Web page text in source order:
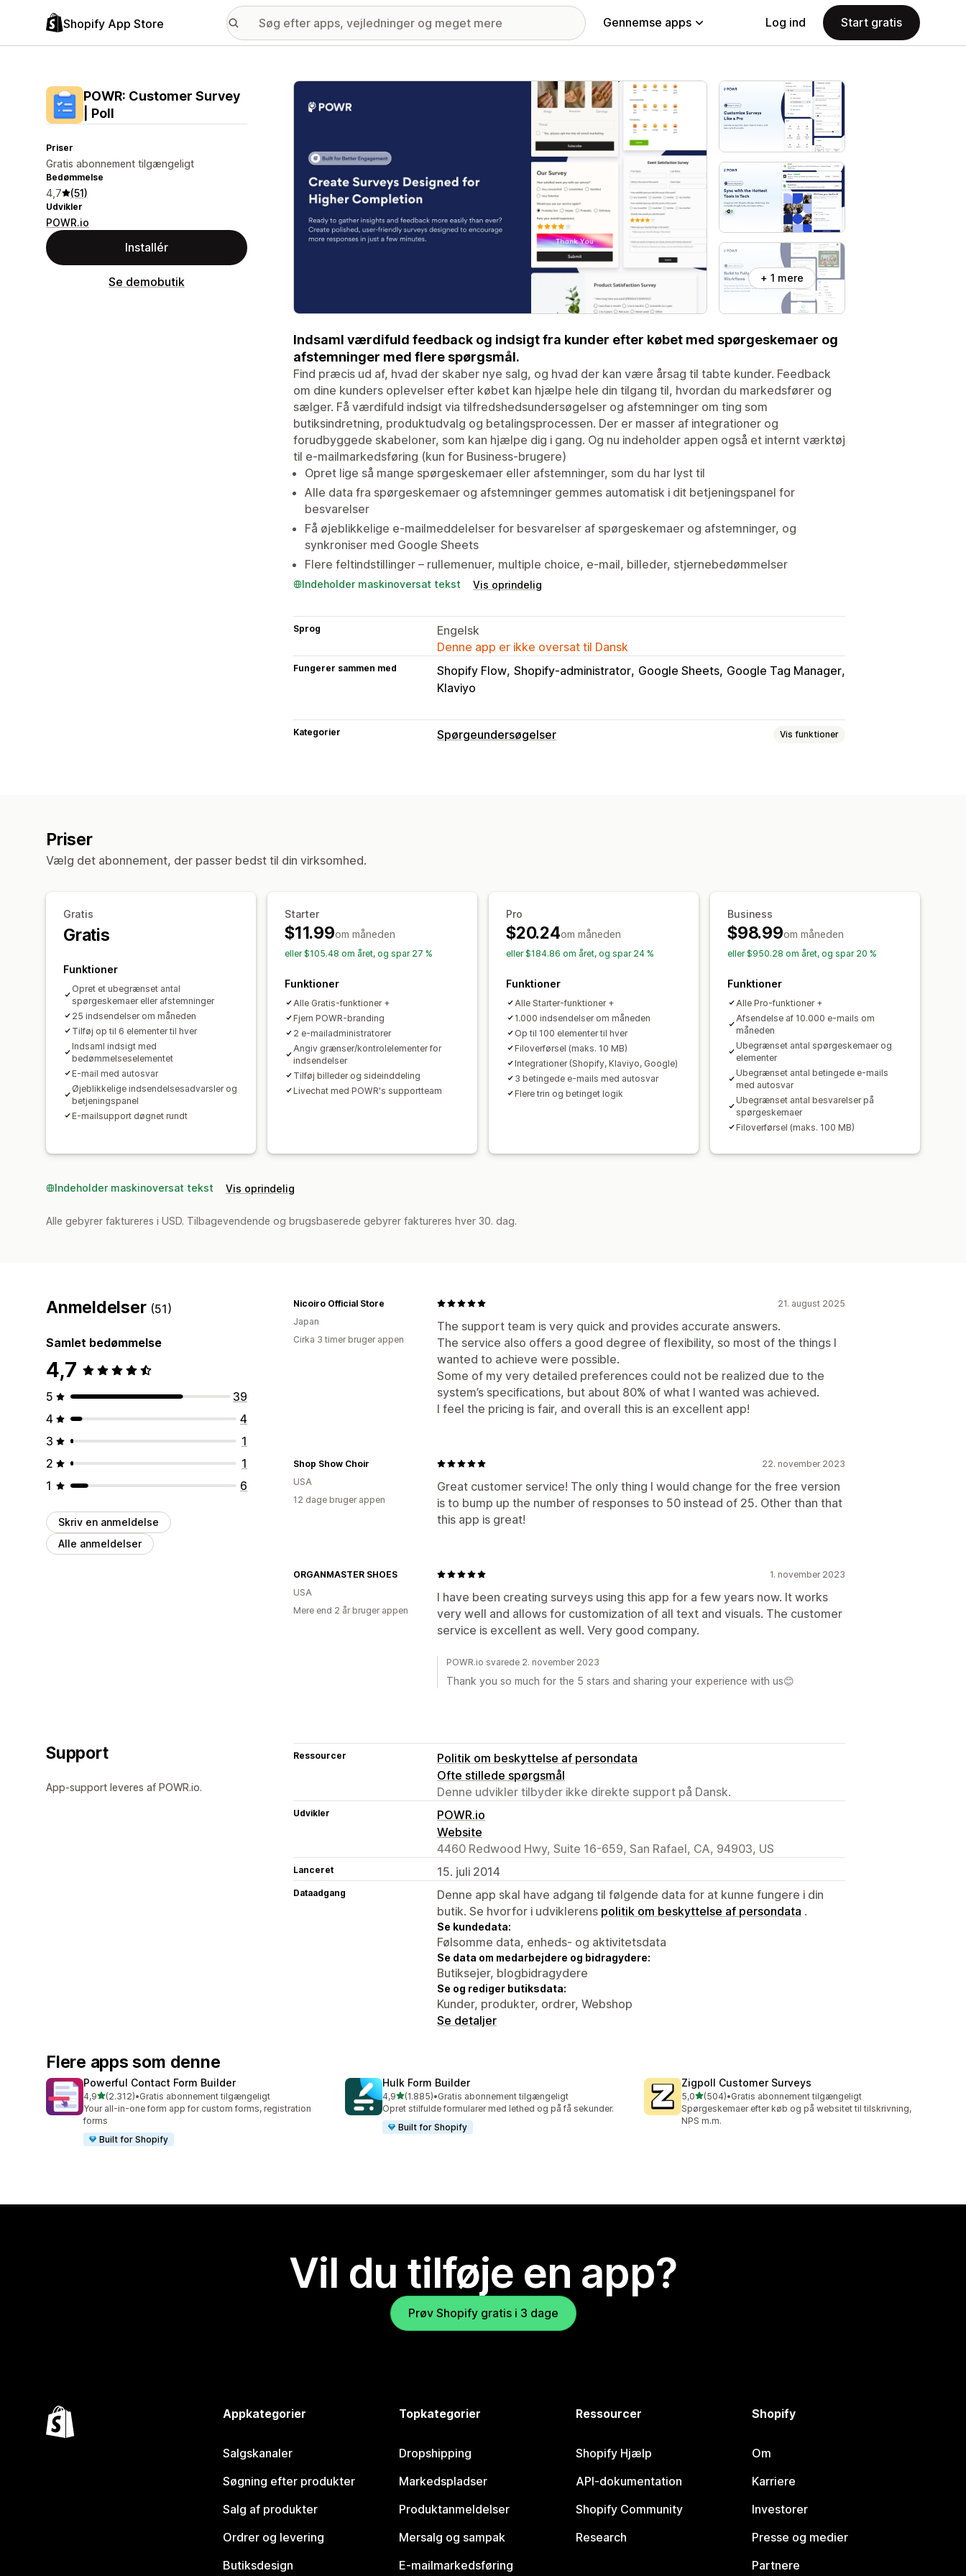
Shopify App Store Gennemse apps Log ind Start gratis
POWR: Customer Survey
| Poll
Priser
Gratis abonnement tilgængeligt
Bedømmelse
4,7 (51)
Udvikler
POWR.io
Installér
Se demobutik
Galleri med udvalgte billeder
+ 1 mere
Indsaml værdifuld feedback og indsigt fra kunder efter købet med spørgeskemaer og
afstemninger med flere spørgsmål.
Find præcis ud af, hvad der skaber nye salg, og hvad der kan være årsag til tabte kunder. Feedback
om dine kunders oplevelser efter købet kan hjælpe hele din tilgang til, hvordan du markedsfører og
sælger. Få værdifuld indsigt via tilfredshedsundersøgelser og afstemninger om ting som
butiksindretning, produktudvalg og betalingsprocessen. Der er masser af integrationer og
forudbyggede skabeloner, som kan hjælpe dig i gang. Og nu indeholder appen også et internt værktøj
til e-mailmarkedsføring (kun for Business-brugere)
Opret lige så mange spørgeskemaer eller afstemninger, som du har lyst til
Alle data fra spørgeskemaer og afstemninger gemmes automatisk i dit betjeningspanel for
besvarelser
Få øjeblikkelige e-mailmeddelelser for besvarelser af spørgeskemaer og afstemninger, og
synkroniser med Google Sheets
Flere feltindstillinger – rullemenuer, multiple choice, e-mail, billeder, stjernebedømmelser
Indeholder maskinoversat tekst Vis oprindelig
Sprog
Engelsk
Denne app er ikke oversat til Dansk
Fungerer sammen med Shopify Flow Shopify-administrator Google Sheets Google Tag Manager
Klaviyo
Kategorier Spørgeundersøgelser Vis funktioner
Dataeksport Analyser
Priser
Vælg det abonnement, der passer bedst til din virksomhed.
Gratis
Gratis
Funktioner
Opret et ubegrænset antal
spørgeskemaer eller afstemninger
25 indsendelser om måneden
Tilføj op til 6 elementer til hver
Indsaml indsigt med
bedømmelseselementet
E-mail med autosvar
Øjeblikkelige indsendelsesadvarsler og
betjeningspanel
E-mailsupport døgnet rundt
Starter
$11.99om måneden
eller $105.48 om året, og spar 27 %
Funktioner
Alle Gratis-funktioner +
Fjern POWR-branding
2 e-mailadministratorer
Angiv grænser/kontrolelementer for
indsendelser
Tilføj billeder og sideinddeling
Livechat med POWR's supportteam
Pro
$20.24om måneden
eller $184.86 om året, og spar 24 %
Funktioner
Alle Starter-funktioner +
1.000 indsendelser om måneden
Op til 100 elementer til hver
Filoverførsel (maks. 10 MB)
Integrationer (Shopify, Klaviyo, Google)
3 betingede e-mails med autosvar
Flere trin og betinget logik
Business
$98.99om måneden
eller $950.28 om året, og spar 20 %
Funktioner
Alle Pro-funktioner +
Afsendelse af 10.000 e-mails om
måneden
Ubegrænset antal spørgeskemaer og
elementer
Ubegrænset antal betingede e-mails
med autosvar
Ubegrænset antal besvarelser på
spørgeskemaer
Filoverførsel (maks. 100 MB)
Indeholder maskinoversat tekst Vis oprindelig
Alle gebyrer faktureres i USD. Tilbagevendende og brugsbaserede gebyrer faktureres hver 30. dag.
Anmeldelser (51)
Samlet bedømmelse
4,7
5
39
4
4
3
1
2
1
1
6
Skriv en anmeldelse
Alle anmeldelser
21. august 2025
The support team is very quick and provides accurate answers.
The service also offers a good degree of flexibility, so most of the things I
wanted to achieve were possible.
Some of my very detailed preferences could not be realized due to the
system’s specifications, but about 80% of what I wanted was achieved.
I feel the pricing is fair, and overall this is an excellent app!
Nicoiro Official Store
Japan
Cirka 3 timer bruger appen
22. november 2023
Great customer service! The only thing I would change for the free version
is to bump up the number of responses to 50 instead of 25. Other than that
this app is great!
Shop Show Choir
USA
12 dage bruger appen
1. november 2023
I have been creating surveys using this app for a few years now. It works
very well and allows for customization of all text and visuals. The customer
service is excellent as well. Very good company.
ORGANMASTER SHOES
USA
Mere end 2 år bruger appen
POWR.io svarede 2. november 2023
Thank you so much for the 5 stars and sharing your experience with us😊
Support
App-support leveres af POWR.io.
Ressourcer
Politik om beskyttelse af persondata
Ofte stillede spørgsmål
Denne udvikler tilbyder ikke direkte support på Dansk.
Udvikler
POWR.io
Website
4460 Redwood Hwy, Suite 16-659, San Rafael, CA, 94903, US
Lanceret 15. juli 2014
Dataadgang
Denne app skal have adgang til følgende data for at kunne fungere i din
butik. Se hvorfor i udviklerens politik om beskyttelse af persondata .
Se kundedata:
Følsomme data, enheds- og aktivitetsdata
Se data om medarbejdere og bidragydere:
Butiksejer, blogbidragydere
Se og rediger butiksdata:
Kunder, produkter, ordrer, Webshop
Se detaljer
Flere apps som denne
Powerful Contact Form Builder
4,9ud af 5 stjerner
(2.312)
2312 anmeldelser i alt
•Gratis abonnement tilgængeligt
Your all-in-one form app for custom forms, registration
forms
Built for Shopify
Hulk Form Builder
4,9ud af 5 stjerner
(1.885)
1885 anmeldelser i alt
•Gratis abonnement tilgængeligt
Opret stilfulde formularer med lethed og på få sekunder.
Built for Shopify
Zigpoll Customer Surveys
5,0ud af 5 stjerner
(504)
504 anmeldelser i alt
•Gratis abonnement tilgængeligt
Spørgeskemaer efter køb og på websitet til tilskrivning,
NPS m.m.
Vil du tilføje en app?
Prøv Shopify gratis i 3 dage
Appkategorier
Salgskanaler
Søgning efter produkter
Salg af produkter
Ordrer og levering
Butiksdesign
Topkategorier
Dropshipping
Markedspladser
Produktanmeldelser
Mersalg og sampak
E-mailmarkedsføring
Ressourcer
Shopify Hjælp
API-dokumentation
Shopify Community
Research
Shopify
Om
Karriere
Investorer
Presse og medier
Partnere